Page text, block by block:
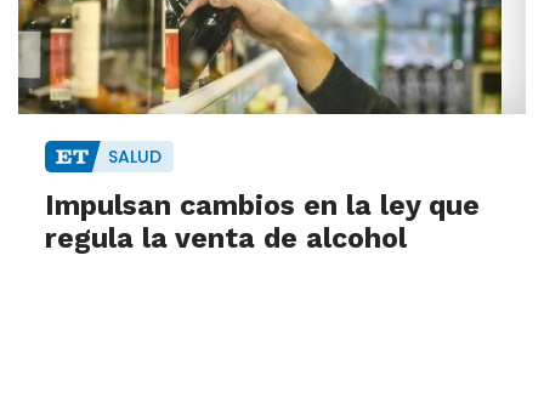
SALUD
Impulsan cambios en la ley que
regula la venta de alcohol